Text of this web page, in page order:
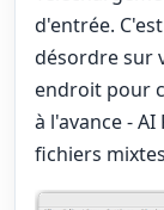
d'entrée.
désordre sur
endroit pour
à l'avance -
fichiers